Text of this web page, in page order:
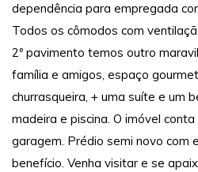
dependência para empregada
Todos os cômodos com
2º pavimento temos outro
família e amigos, espaço
churrasqueira, + uma suíte e um
madeira e piscina. O imóvel
garagem. Prédio semi novo com
benefício. Venha visitar e se